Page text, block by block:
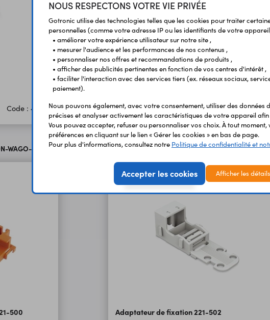
Code : 48946
Adaptateur de fixation rail-DIN 2273-500
1,38 € HT Code :
WAGO-R-1913 - WAGO
500 Adaptateur de fixation 221-502
NOUS RESPECTONS VOTRE VIE PRIVÉE
Gotronic utilise des technologies telles que les cookies pour traiter
personnelles (comme votre adresse IP ou les identifiants de votre
• améliorer votre expérience utilisateur sur notre site ,
• mesurer l'audience et les performances de nos contenus ,
• personnaliser nos offres et recommandations de produits ,
• afficher des publicités pertinentes en fonction de vos centres d'intérêt ,
• faciliter l'interaction avec des services tiers (ex. réseaux sociaux,
paiement).
Nous pouvons également, avec votre consentement, utiliser des données
précises et analyser activement les caractéristiques de votre appareil
Vous pouvez accepter, refuser ou personnaliser vos choix. À tout
préférences en cliquant sur le lien « Gérer les cookies » en bas de page.
Pour plus d'informations, consultez notre Politique de confidentialité et
Accepter les cookies Afficher les détails